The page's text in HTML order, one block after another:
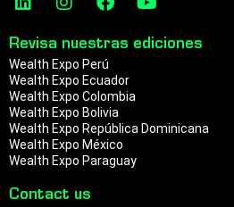
i
k
e
d
i
n
n
t
a
g
r
a
m
a
e
b
o
o
k
o
u
t
Revisa nuestras ediciones
Wealth Expo Perú
Wealth Expo Ecuador
Wealth Expo Colombia
Wealth Expo Bolivia
Wealth Expo República Dominicana
Wealth Expo México
Wealth Expo Paraguay
Contact us